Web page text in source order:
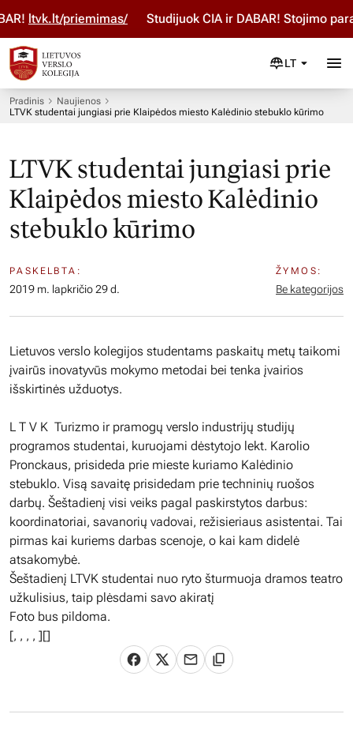
ltvk.lt/priemimas/ Studijuok ČIA ir DABAR! Stojimo
LT
Pradinis
Naujienos
LTVK studentai jungiasi prie Klaipėdos miesto Kalėdinio stebuklo kūrimo
LTVK studentai jungiasi prie
Klaipėdos miesto Kalėdinio
stebuklo kūrimo
PASKELBTA:
2019 m. lapkričio 29 d.
ŽYMOS:
Be kategorijos
Lietuvos verslo kolegijos studentams paskaitų metų taikomi
įvairūs inovatyvūs mokymo metodai bei tenka įvairios
išskirtinės užduotys.
L T V K Turizmo ir pramogų verslo industrijų studijų
programos studentai, kuruojami dėstytojo lekt. Karolio
Pronckaus, prisideda prie mieste kuriamo Kalėdinio
stebuklo. Visą savaitę prisidedam prie techninių ruošos
darbų. Šeštadienį visi veiks pagal paskirstytos darbus:
koordinatoriai, savanorių vadovai, režisieriaus asistentai. Tai
pirmas kai kuriems darbas scenoje, o kai kam didelė
atsakomybė.
Šeštadienį LTVK studentai nuo ryto šturmuoja dramos teatro
užkulisius, taip plėsdami savo akiratį
Foto bus pildoma.
[, , , , ][]